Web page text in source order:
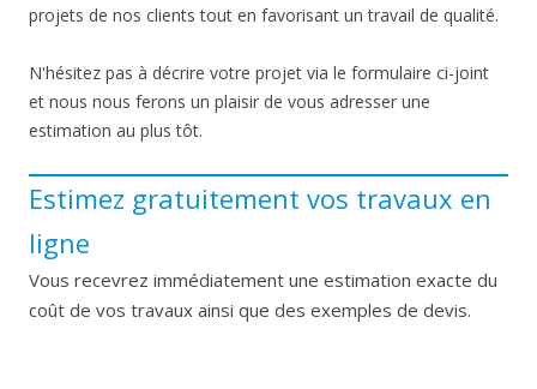
projets de nos clients tout en favorisant un travail de qualité.
N'hésitez pas à décrire votre projet via le formulaire ci-joint
et nous nous ferons un plaisir de vous adresser une
estimation au plus tôt.
Estimez gratuitement vos travaux en
ligne
Vous recevrez immédiatement une estimation exacte du
coût de vos travaux ainsi que des exemples de devis.